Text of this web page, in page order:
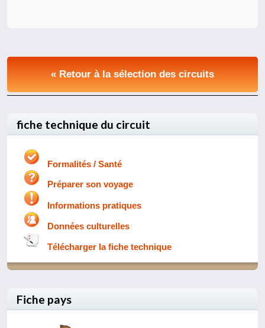
« Retour à la sélection des circuits
fiche technique du circuit
Formalités / Santé
Préparer son voyage
Informations pratiques
Données culturelles
Télécharger la fiche technique
Fiche pays